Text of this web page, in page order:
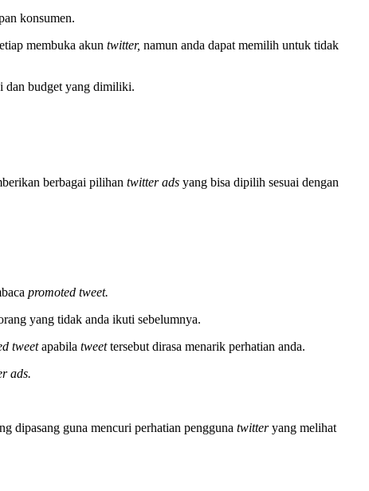
konsumen.
membuka akuntwitter,namun anda dapat memilih untuk tidak
dan budget yang dimiliki.
berbagai pilihantwitter ads yang bisa dipilih sesuai dengan
promoted tweet.
yang tidak anda ikuti sebelumnya.
tweetapabilatweettersebut dirasa menarik perhatian anda.
ads.
dipasang guna mencuri perhatian penggunatwitteryang melihat